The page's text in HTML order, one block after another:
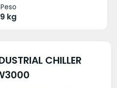
Peso
9 kg
CHILLER